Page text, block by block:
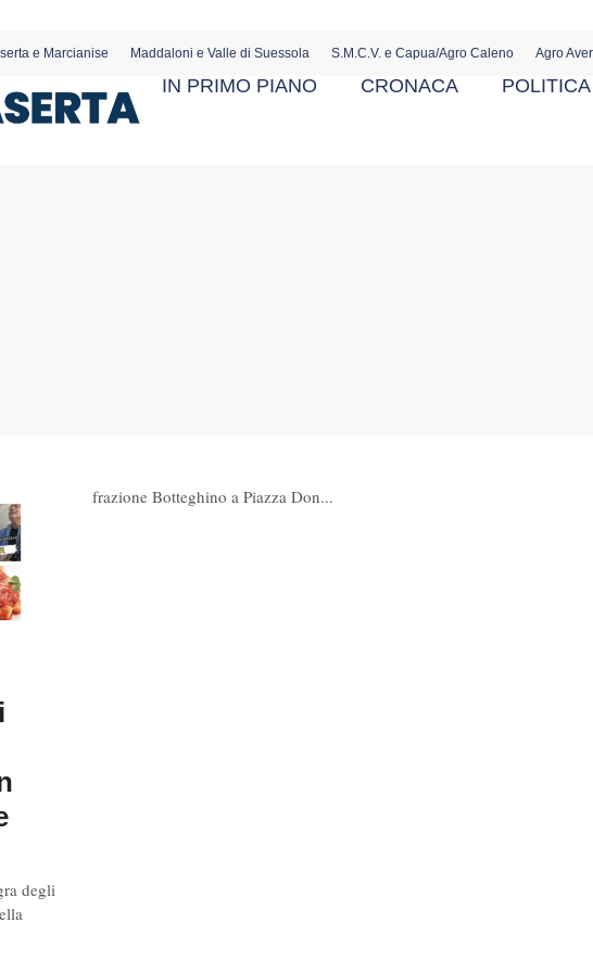
e Marcianise Maddaloni e Valle di Suessola S.M.C.V. e Capua/Agro Caleno Agro
IN PRIMO PIANO CRONACA POLITICA
degli
frazione Botteghino a Piazza Don...